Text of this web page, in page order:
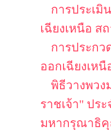
การประเ
เฉียงเหนือ ส
การประก
ออกเฉียงเห
พิธีวางพวง
ราชเจ้า" ปร
มหากรุณาธิคุ